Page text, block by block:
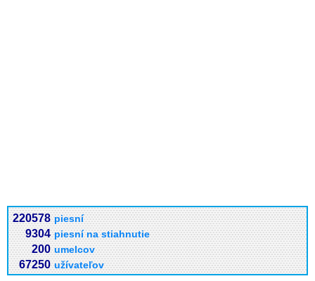
220578 piesní
9304 piesní na stiahnutie
200 umelcov
67250 užívateľov